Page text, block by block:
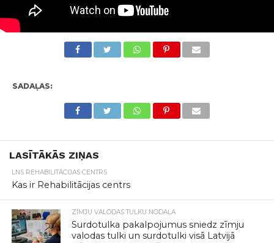
SADAĻAS:
LASĪTĀKĀS ZIŅAS
LNS REHABILITĀCIJAS CENTRS
Kas ir Rehabilitācijas centrs
ZĪMJU VALODAS TULKU NODAĻA
Surdotulka pakalpojumus sniedz zīmju
valodas tulki un surdotulki visā Latvijā